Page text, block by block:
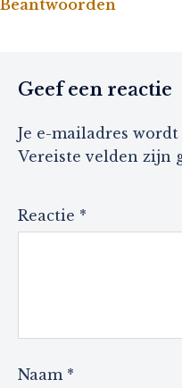
Beantwoorden
Geef een reactie
Je e-mailadres
Vereiste velden zijn
Reactie *
Naam *